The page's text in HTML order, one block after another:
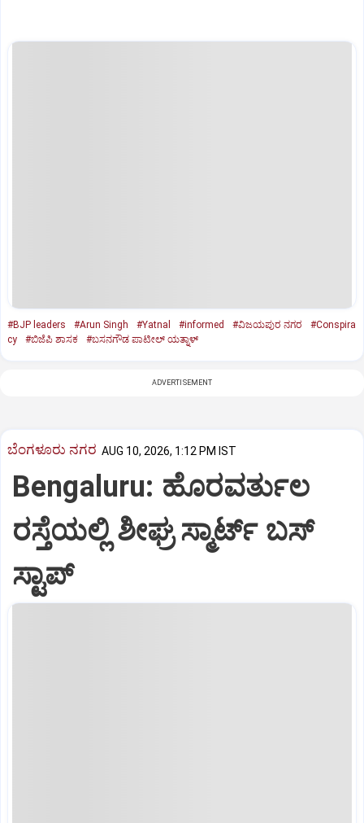
#BJP leaders #Arun Singh #Yatnal #informed #ವಿಜಯಪುರ ನಗರ
#Conspira
cy
#ಬಿಜೆಪಿ ಶಾಸಕ #ಬಸನಗೌಡ ಪಾಟೀಲ್ ಯತ್ನಾಳ್
ADVERTISEMENT
ಬೆಂಗಳೂರು ನಗರ AUG 10, 2026, 1:12 PM IST
Bengaluru: ಹೊರವರ್ತುಲ
ರಸ್ತೆಯಲ್ಲಿ ಶೀಘ್ರ ಸ್ಮಾರ್ಟ್‌ ಬಸ್‌
ಸ್ಟಾಪ್‌